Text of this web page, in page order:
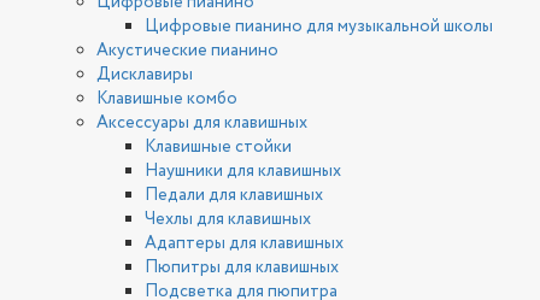
Цифровые пианино для музыкальной школы
Акустические пианино
Дисклавиры
Клавишные комбо
Аксессуары для клавишных
Клавишные стойки
Наушники для клавишных
Педали для клавишных
Чехлы для клавишных
Адаптеры для клавишных
Пюпитры для клавишных
Подсветка для пюпитра